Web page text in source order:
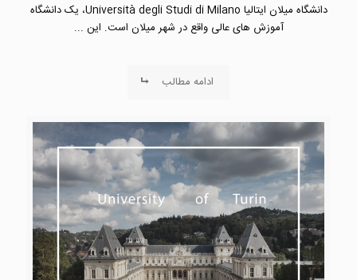
دانشگاه میلان ایتالیا Università degli Studi di Milano، یک دانشگاه
آموزش های عالی واقع در شهر میلان است. این ...
ادامه مطالب